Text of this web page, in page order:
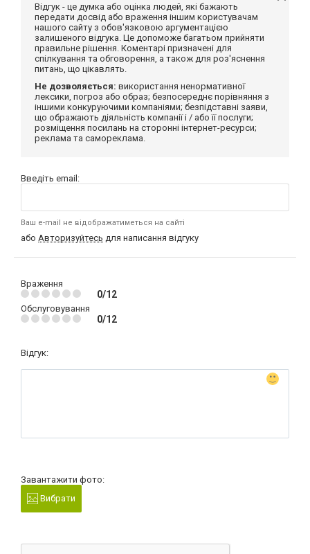
Відгук - це думка або оцінка людей, які бажають
передати досвід або враження іншим користувачам
нашого сайту з обов'язковою аргументацією
залишеного відгука. Це допоможе багатьом прийняти
правильне рішення. Коментарі призначені для
спілкування та обговорення, а також для роз'яснення
питань, що цікавлять.
Не дозволяється: використання ненормативної
лексики, погроз або образ; безпосереднє порівняння з
іншими конкуруючими компаніями; безпідставні заяви,
що ображають діяльність компанії і / або її послуги;
розміщення посилань на сторонні інтернет-ресурси;
реклама та самореклама.
Введіть email:
Ваш e-mail не відображатиметься на сайті
або Авторизуйтесь для написання відгуку
Враження
0/12
Обслуговування
0/12
Відгук:
Завантажити фото:
Вибрати